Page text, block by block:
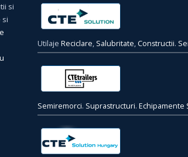
si
si
UtilajeReciclare, Salubritate, Constructii.
Semiremorci. Suprastructuri.Echipamente